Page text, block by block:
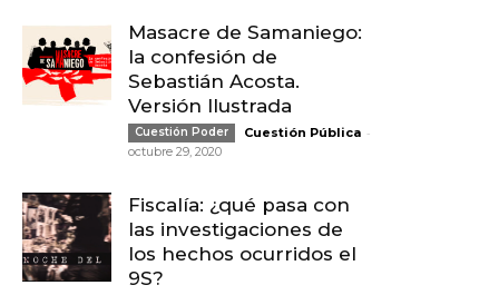
Masacre de Samaniego:
la confesión de
Sebastián Acosta.
Versión Ilustrada
Cuestión Poder Cuestión Pública -
octubre 29, 2020
Fiscalía: ¿qué pasa con
las investigaciones de
los hechos ocurridos el
9S?